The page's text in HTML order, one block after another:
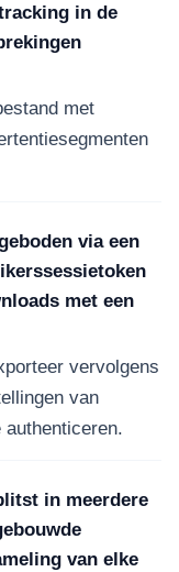
in de
met
via een
met een
vervolgens
van
authenticeren.
in meerdere
van elke